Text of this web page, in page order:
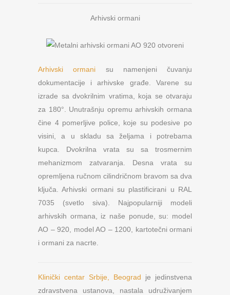
Arhivski ormani
Arhivski ormani su namenjeni čuvanju
dokumentacije i arhivske građe. Varene su
izrade sa dvokrilnim vratima, koja se otvaraju
za 180°. Unutrašnju opremu arhivskih ormana
čine 4 pomerljive police, koje su podesive po
visini, a u skladu sa željama i potrebama
kupca. Dvokrilna vrata su sa trosmernim
mehanizmom zatvaranja. Desna vrata su
opremljena ručnom cilindričnom bravom sa dva
ključa. Arhivski ormani su plastificirani u RAL
7035 (svetlo siva). Najpopularniji modeli
arhivskih ormana, iz naše ponude, su: model
AO – 920, model AO – 1200, kartotečni ormani
i ormani za nacrte.
Klinički centar Srbije, Beograd je jedinstvena
zdravstvena ustanova, nastala udruživanjem